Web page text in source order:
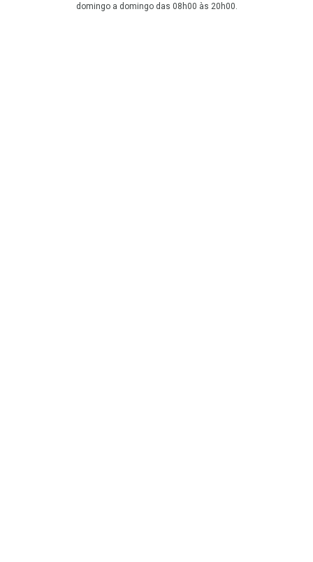
domingo a domingo das 08h00 às 20h00.